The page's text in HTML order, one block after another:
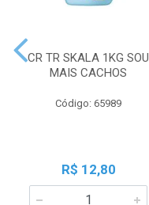
CR TR SKALA 1KG SOU
MAIS CACHOS
Código: 65989
R$ 12,80